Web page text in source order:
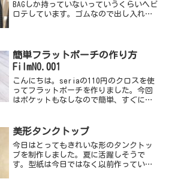
BAGしか持っていないっていうくらいヘビ
ロテしています。ゴムなので出し入れし
にかけられるん...
簡単フラットポーチの作り方
FilmNO.001
こんにちは。seriaの110円のクロスを使
ってフラットポーチを作りました。今回
はポケットもなしなので簡単、すぐに作
いね。材料はおもて布（接着芯貼るとう
美形タンクトップ
今日はとってもきれいな形のタンクトッ
プを制作しました。夏に活躍しそうで
す。型紙は今日ではなく以前作っていた